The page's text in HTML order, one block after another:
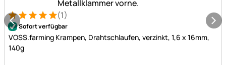
Bewertung: 5 von 5 (1 Bewertungen)
1 Bewertung (1)
Sofort verfügbar
VOSS.farming Krampen, Drahtschlaufen, verzinkt, 1,6 x 16mm,
140g